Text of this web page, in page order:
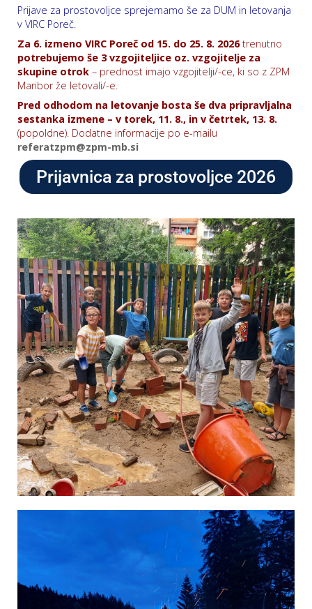
Prijave za prostovoljce sprejemamo še za DUM in letovanja
v VIRC Poreč.
Za 6. izmeno VIRC Poreč od 15. do 25. 8. 2026trenutno
potrebujemo še 3 vzgojiteljice oz. vzgojitelje za
skupine otrok – prednost imajo vzgojitelji/-ce, ki so z ZPM
Maribor že letovali/-e.
Pred odhodom na letovanje bosta še dva pripravljalna
sestanka izmene – v torek, 11. 8., in v četrtek, 13. 8.
(popoldne). Dodatne informacije po e-mailu
referatzpm@zpm-mb.si
Prijavnica za prostovoljce 2026